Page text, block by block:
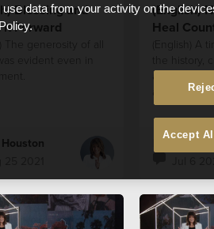
Blessing and
it Forward
(English)
Heal
(English) A
the history,
and Torres
people.
Bobbie
data from your activity on the
Accept